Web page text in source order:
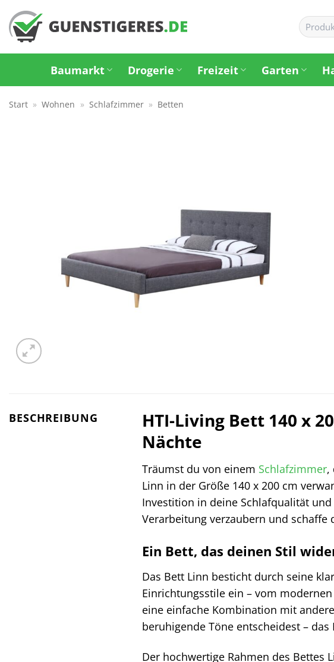
Zum
Inhalt
springen
Suchen
nach:
Baumarkt Drogerie Freizeit Garten
Start » Wohnen » Schlafzimmer » Betten
BESCHREIBUNG
HTI-Living Bett 140 x
Nächte
Träumst du von einem Schlafzimmer,
Linn in der Größe 140 x 200 cm
Investition in deine Schlafqualität
Verarbeitung verzaubern und
Ein Bett, das deinen Stil
Das Bett Linn besticht durch seine
Einrichtungsstile ein – vom
eine einfache Kombination mit
beruhigende Töne entscheidest –
Der hochwertige Rahmen des Bettes